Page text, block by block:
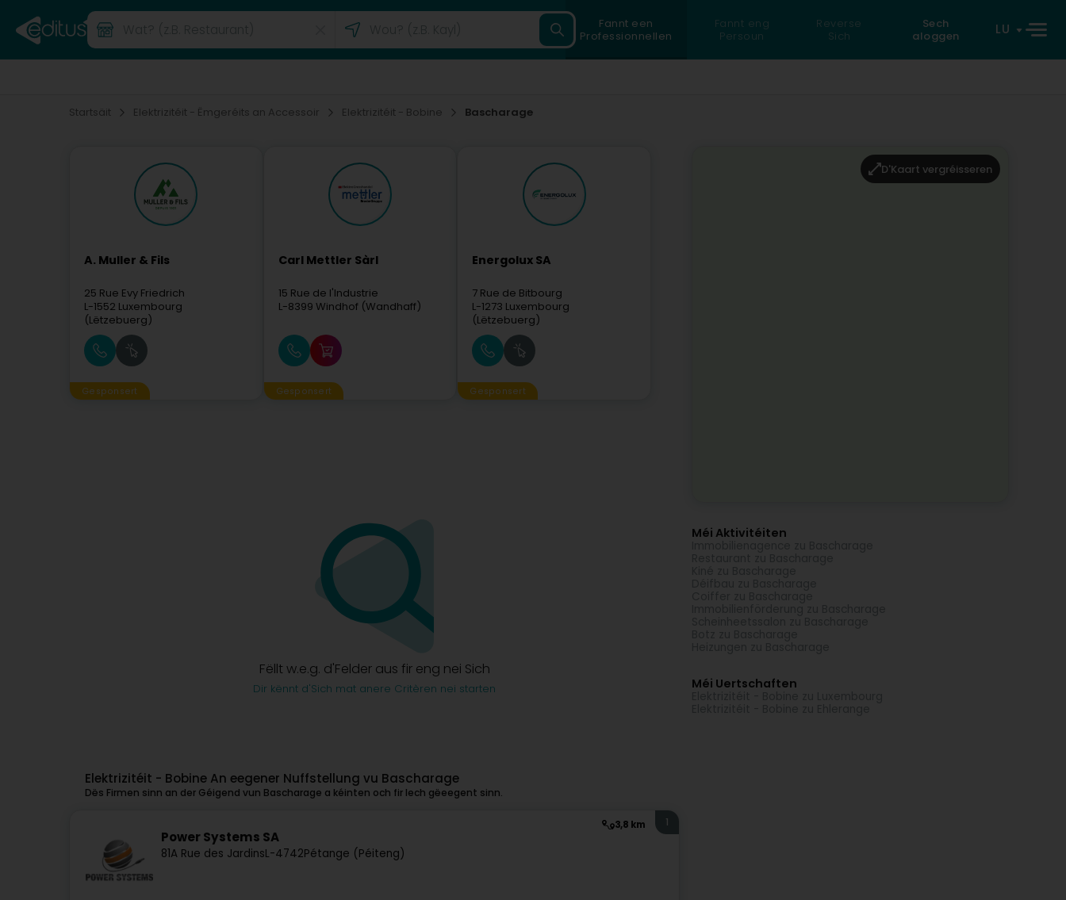
Fannt een
Professionnellen
Fannt eng
Persoun
Reverse
Sich
Sech
aloggen
LU
Startsäit Elektrizitéit - Ëmgeréits an Accessoir Elektrizitéit - Bobine Bascharage
A. Muller & Fils
25 Rue Evy Friedrich
L-1552 Luxembourg
(Lëtzebuerg)
Gesponsert
Carl Mettler Sàrl
15 Rue de l'Industrie
L-8399 Windhof (Wandhaff)
Gesponsert
Energolux SA
7 Rue de Bitbourg
L-1273 Luxembourg
(Lëtzebuerg)
Gesponsert
Fëllt w.e.g. d'Felder aus fir eng nei Sich
Dir kënnt d'Sich mat anere Critèren nei starten
Elektrizitéit - Bobine An eegener Nuffstellung vu Bascharage
Dës Firmen sinn an der Géigend vun Bascharage a kéinten och fir Iech gëeegent sinn.
3,8 km
Power Systems SA
81A Rue des JardinsL-4742Pétange (Péiteng)
1
D'Kaart vergréisseren
Méi Aktivitéiten
Méi Uertschaften